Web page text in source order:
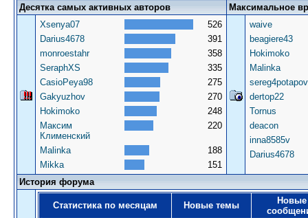
Десятка самых активных авторов
Максимальное
Xsenya07
526
Darius4678
391
monroestahr
358
SeraphXS
335
CasioPeya98
275
Gakyuzhov
270
Hokimoko
248
Максим
Клименский
220
Malinka
188
Mikka
151
waive
beagiere43
Hokimoko
Malinka
sereg4potapov
dertop22
Tornus
deacon
inna8585v
Darius4678
История форума
Статистика по месяцам Новые темы
Новые